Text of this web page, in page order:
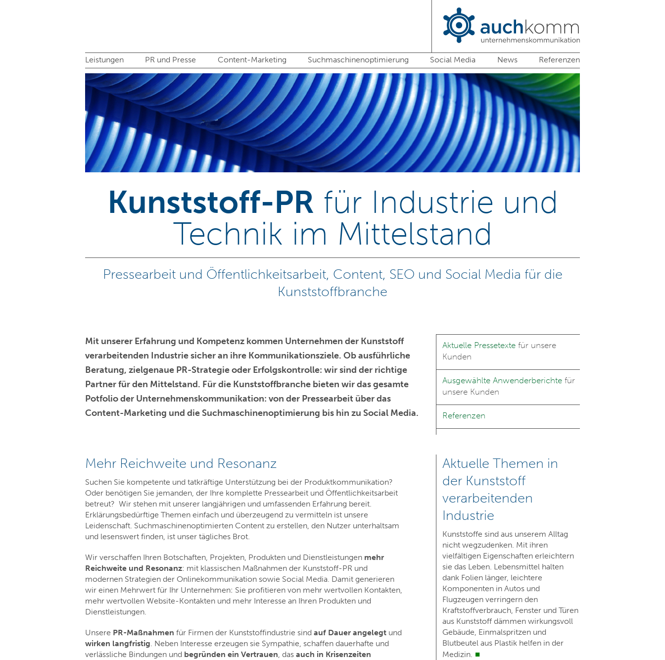
Leistungen PR und Presse Content-Marketing Suchmaschinenoptimierung Social Media News Referenzen
Kunststoff-PR für Industrie und
Technik im Mittelstand
Pressearbeit und Öffentlichkeitsarbeit, Content, SEO und Social Media für die
Kunststoffbranche
Mit unserer Erfahrung und Kompetenz kommen Unternehmen der Kunststoff
verarbeitenden Industriesicher an ihre Kommunikationsziele. Ob ausführliche
Beratung, zielgenaue PR-Strategie oder Erfolgskontrolle: wir sind der richtige
Partner für den Mittelstand. Für die Kunststoffbranche bieten wirdasgesamte
Potfolio der Unternehmenskommunikation: von der Pressearbeit über das
Content-Marketing und dieSuchmaschinenoptimierung bis hin zu Social Media.
Aktuelle Pressetexte für unsere
Kunden
Ausgewählte Anwenderberichte für
unsere Kunden
Referenzen
Mehr Reichweite und Resonanz
Suchen Sie kompetente und tatkräftige Unterstützung bei der Produktkommunikation?
Oder benötigen Sie jemanden, der Ihre komplette Pressearbeit und Öffentlichkeitsarbeit
betreut? Wir stehen mit unserer langjährigen und umfassenden Erfahrung bereit.
Erklärungsbedürftige Themen einfach und überzeugend zu vermitteln ist unsere
Leidenschaft. Suchmaschinenoptimierten Content zu erstellen, den Nutzer unterhaltsam
und lesenswert finden, ist unser tägliches Brot.
Wir verschaffen Ihren Botschaften, Projekten, Produkten und Dienstleistungen mehr
Reichweite und Resonanz: mit klassischen Maßnahmen der Kunststoff-PR und
modernen Strategien der Onlinekommunikation sowie Social Media. Damit generieren
wir einen Mehrwert für Ihr Unternehmen: Sie profitieren von mehr wertvollen Kontakten,
mehr wertvollen Website-Kontakten und mehr Interesse an Ihren Produkten und
Dienstleistungen.
Unsere PR-Maßnahmen für Firmen der Kunststoffindustrie sind auf Dauer angelegt und
wirken langfristig. Neben Interesse erzeugen sie Sympathie, schaffen dauerhafte und
verlässliche Bindungen und begründen ein Vertrauen, das auch in Krisenzeiten
Aktuelle Themen in
der Kunststoff
verarbeitenden
Industrie
Kunststoffe sind aus unserem Alltag
nicht wegzudenken. Mit ihren
vielfältigen Eigenschaften erleichtern
sie das Leben. Lebensmittel halten
dank Folien länger, leichtere
Komponenten in Autos und
Flugzeugen verringern den
Kraftstoffverbrauch, Fenster und Türen
aus Kunststoff dämmen wirkungsvoll
Gebäude, Einmalspritzen und
Blutbeutel aus Plastik helfen in der
Medizin.